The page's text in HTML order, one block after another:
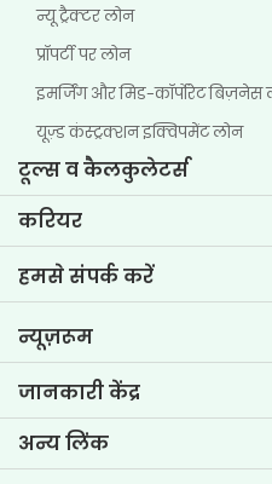
न्यू ट्रैक्टर लोन
प्रॉपर्टी पर लोन
इमर्जिंग और मिड-कॉर्पोरेट बिज़नेस
यूज़्ड कंस्ट्रक्शन इक्विपमेंट लोन
टूल्स व कैलकुलेटर्स
ईएमआई कैलकुलेटर
टू-व्हीलर लोन ईएमआई
कार वैल्यूएशन टूल
करियर
टीवीएस क्रेडिट में जीवन
वर्तमान रिक्तियां
हमसे संपर्क करें
न्यूज़रूम
जानकारी केंद्र
ब्लॉग्स
अक्सर पूछे जाने वाले प्रश्न
अन्य लिंक